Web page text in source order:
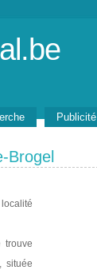
Publicité
Brogel
trouve
située